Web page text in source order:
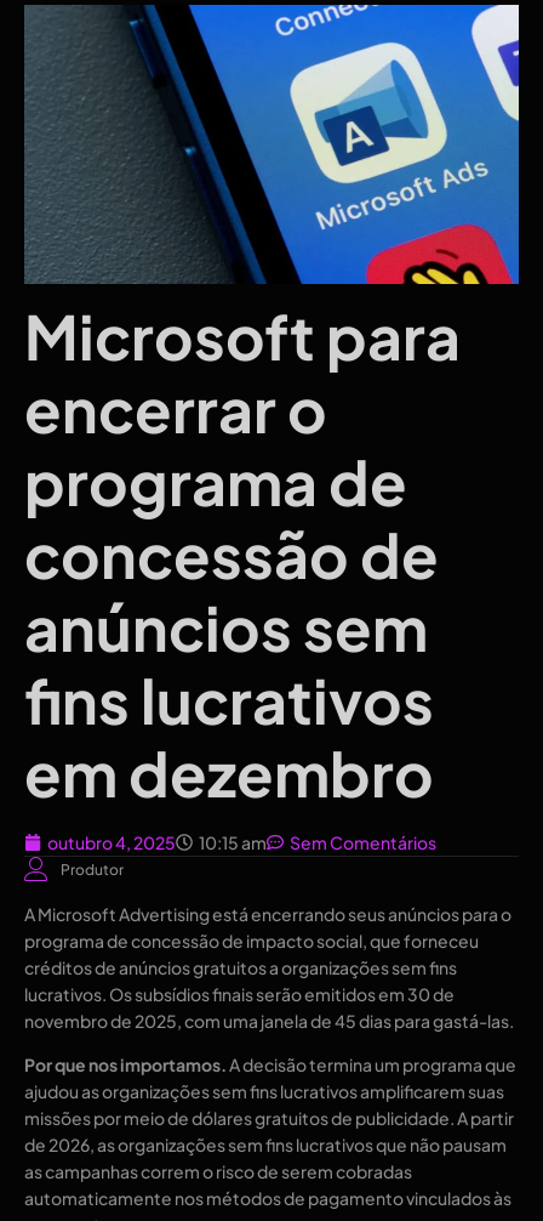
Microsoft para
encerrar o
programa de
concessão de
anúncios sem
fins lucrativos
em dezembro
outubro 4, 2025 10:15 am Sem Comentários
Produtor
A Microsoft Advertising está encerrando seus anúncios para o
programa de concessão de impacto social, que forneceu
créditos de anúncios gratuitos a organizações sem fins
lucrativos. Os subsídios finais serão emitidos em 30 de
novembro de 2025, com uma janela de 45 dias para gastá-las.
Por que nos importamos.A decisão termina um programa que
ajudou as organizações sem fins lucrativos amplificarem suas
missões por meio de dólares gratuitos de publicidade. A partir
de 2026, as organizações sem fins lucrativos que não pausam
as campanhas correm o risco de serem cobradas
automaticamente nos métodos de pagamento vinculados às